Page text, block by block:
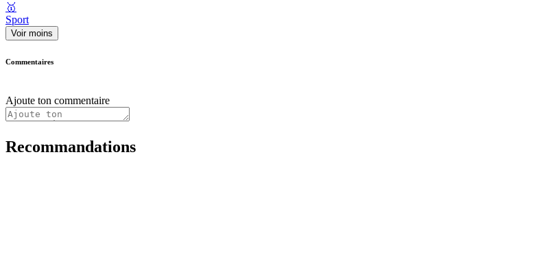
🥇
Sport
Voir moins
Commentaires
Ajoute ton commentaire
Recommandations